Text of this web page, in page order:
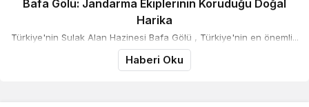
Bafa Gölü: Jandarma Ekiplerinin Koruduğu Doğal
Harika
Türkiye'nin Sulak Alan Hazinesi Bafa Gölü , Türkiye'nin en önemli...
Haberi Oku